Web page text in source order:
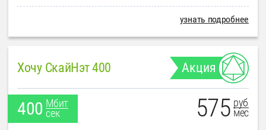
узнать подробнее
Хочу СкайНэт 400 Акция
400 Мбит
сек
575 руб
мес